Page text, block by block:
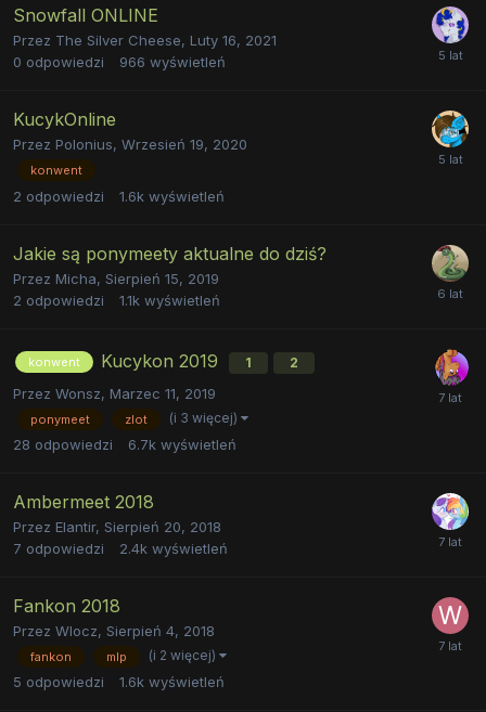
Snowfall ONLINE
Przez The Silver Cheese, Luty 16, 2021
0 odpowiedzi 966 wyświetleń
KucykOnline
Przez Polonius, Wrzesień 19, 2020
konwent
2 odpowiedzi 1.6k wyświetleń
Jakie są ponymeety aktualne do dziś?
Przez Micha, Sierpień 15, 2019
2 odpowiedzi 1.1k wyświetleń
konwent Kucykon 2019 1 2
Przez Wonsz, Marzec 11, 2019
ponymeet zlot (i 3 więcej)
28 odpowiedzi 6.7k wyświetleń
Ambermeet 2018
Przez Elantir, Sierpień 20, 2018
7 odpowiedzi 2.4k wyświetleń
Fankon 2018
Przez Wlocz, Sierpień 4, 2018
fankon mlp (i 2 więcej)
5 odpowiedzi 1.6k wyświetleń